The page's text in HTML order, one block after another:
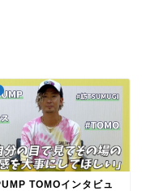
TOMOインタビュ